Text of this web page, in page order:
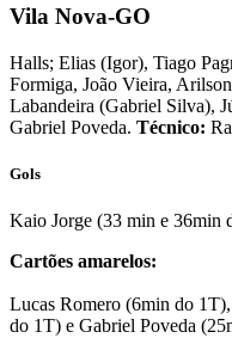
Vila Nova-GO
Halls; Elias (Igor), Tiago
Formiga, João Vieira,
Labandeira (Gabriel Silva),
Gabriel Poveda. Técnico:
Gols
Kaio Jorge (33 min e 36min
Cartões amarelos:
Lucas Romero (6min do
do 1T) e Gabriel Poveda